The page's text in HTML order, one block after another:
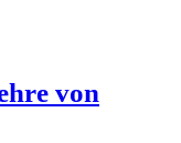
von